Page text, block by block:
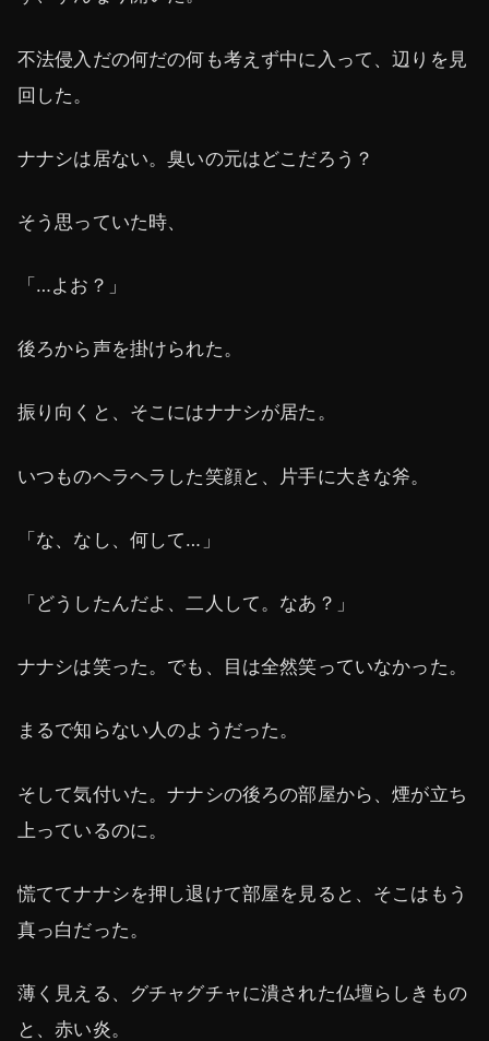
不法侵入だの何だの何も考えず中に入って、辺りを見
回した。
ナナシは居ない。臭いの元はどこだろう？
そう思っていた時、
「…よお？」
後ろから声を掛けられた。
振り向くと、そこにはナナシが居た。
いつものヘラヘラした笑顔と、片手に大きな斧。
「な、なし、何して…」
「どうしたんだよ、二人して。なあ？」
ナナシは笑った。でも、目は全然笑っていなかった。
まるで知らない人のようだった。
そして気付いた。ナナシの後ろの部屋から、煙が立ち
上っているのに。
慌ててナナシを押し退けて部屋を見ると、そこはもう
真っ白だった。
薄く見える、グチャグチャに潰された仏壇らしきもの
と、赤い炎。